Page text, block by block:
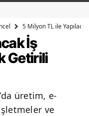
5 Milyon TL ile
İş
Getirili
üretim, e-
ve